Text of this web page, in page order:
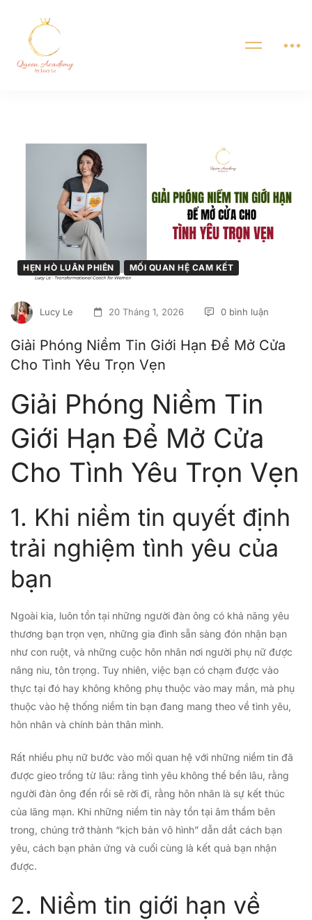
HẸN HÒ LUÂN PHIÊN MỐI QUAN HỆ CAM KẾT
Lucy Le 20 Tháng 1, 2026 0 bình luận
Giải Phóng Niềm Tin Giới Hạn Để Mở Cửa
Cho Tình Yêu Trọn Vẹn
Giải Phóng Niềm Tin
Giới Hạn Để Mở Cửa
Cho Tình Yêu Trọn Vẹn
1. Khi niềm tin quyết định
trải nghiệm tình yêu của
bạn
Ngoài kia, luôn tồn tại những người đàn ông có khả năng yêu
thương bạn trọn vẹn, những gia đình sẵn sàng đón nhận bạn
như con ruột, và những cuộc hôn nhân nơi người phụ nữ được
nâng niu, tôn trọng. Tuy nhiên, việc bạn có chạm được vào
thực tại đó hay không không phụ thuộc vào may mắn, mà phụ
thuộc vào hệ thống niềm tin bạn đang mang theo về tình yêu,
hôn nhân và chính bản thân mình.
Rất nhiều phụ nữ bước vào mối quan hệ với những niềm tin đã
được gieo trồng từ lâu: rằng tình yêu không thể bền lâu, rằng
người đàn ông đến rồi sẽ rời đi, rằng hôn nhân là sự kết thúc
của lãng mạn. Khi những niềm tin này tồn tại âm thầm bên
trong, chúng trở thành “kịch bản vô hình” dẫn dắt cách bạn
yêu, cách bạn phản ứng và cuối cùng là kết quả bạn nhận
được.
2. Niềm tin giới hạn về